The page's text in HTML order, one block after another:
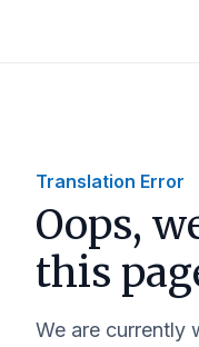
Translation Error
Oops,
this
We are currently